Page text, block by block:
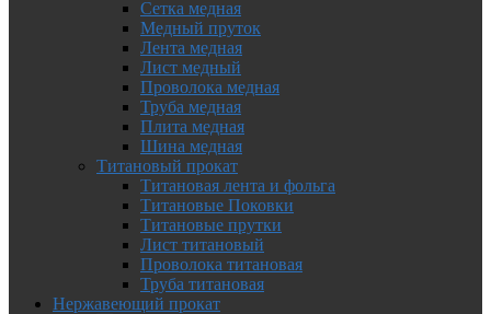
Сетка медная
Медный пруток
Лента медная
Лист медный
Проволока медная
Труба медная
Плита медная
Шина медная
Титановый прокат
Титановая лента и фольга
Титановые Поковки
Титановые прутки
Лист титановый
Проволока титановая
Труба титановая
Нержавеющий прокат